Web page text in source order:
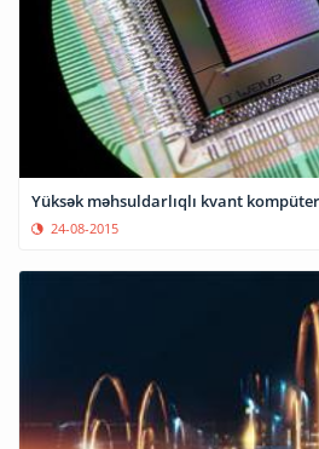
Yüksək məhsuldarlıqlı kvant
24-08-2015